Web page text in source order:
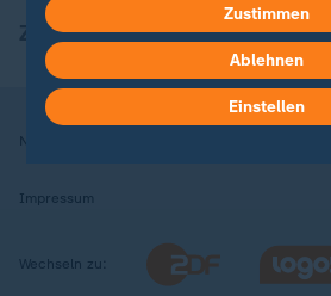
ZDFheute Apps
Nutzungsbedingungen
Impressum
Wechseln zu:
kannst du jederzeit mit Wirkung
in deinen Einstellungen
Hier findest du das Impressum.
Weitere Informationen findest
Zustimmen
Ablehnen
Einstellen